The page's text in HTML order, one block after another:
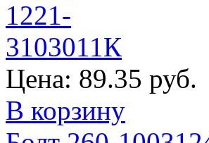
Цена: 89.35 руб.
В корзину